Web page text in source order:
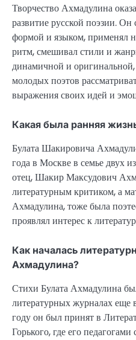
Творчество Ахмадулина
развитие русской поэзии.
формой и языком, применял
ритм, смешивал стили и
динамичной и
молодых поэтов
выражения своих идей и
Какая была ранняя
Булата Шакировича
года в Москве в семье двух
отец, Шакир Максудович
литературным критиком, а
Ахмадулина, тоже была
проявлял интерес к
Как началась
Ахмадулина?
Стихи Булата Ахмадулина
литературных журналах
году он был принят в
Горького, где его